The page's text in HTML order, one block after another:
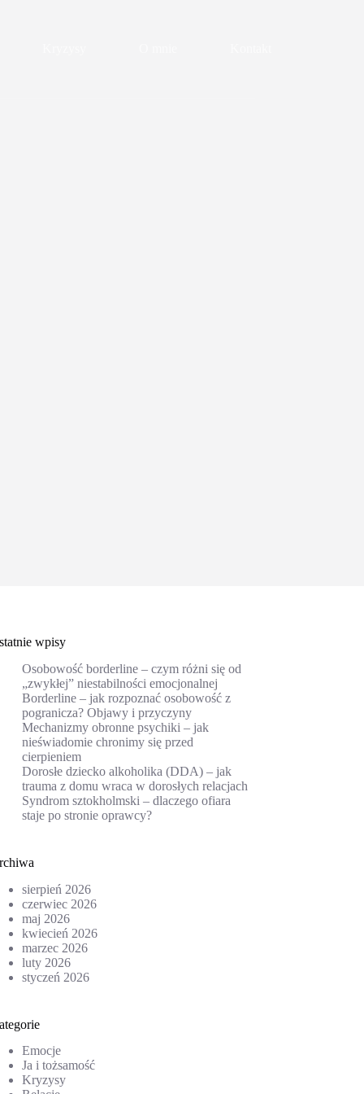
wpisy
Osobowość borderline – czym różni się od
„zwykłej” niestabilności emocjonalnej
Borderline – jak rozpoznać osobowość z
pogranicza? Objawy i przyczyny
Mechanizmy obronne psychiki – jak
nieświadomie chronimy się przed
cierpieniem
Dorosłe dziecko alkoholika (DDA) – jak
trauma z domu wraca w dorosłych relacjach
Syndrom sztokholmski – dlaczego ofiara
staje po stronie oprawcy?
sierpień 2026
czerwiec 2026
maj 2026
kwiecień 2026
marzec 2026
luty 2026
styczeń 2026
Emocje
Ja i tożsamość
Kryzysy